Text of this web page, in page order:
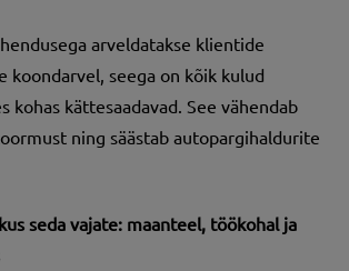
arveldatakse klientide
koondarvel, seega on kõik kulud
kohas kättesaadavad. See vähendab
ning säästab autopargihaldurite
seda vajate: maanteel, töökohal ja